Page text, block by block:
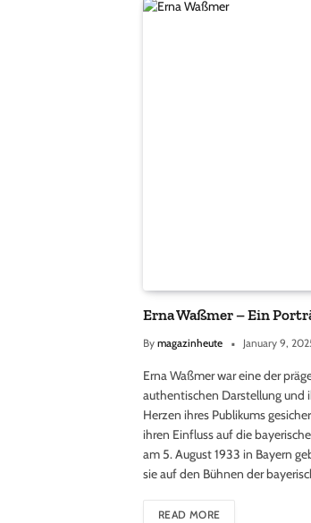
Erna Waßmer – Ein
By magazinheute January 9,
Erna Waßmer war eine der
authentischen Darstellung und
Herzen ihres Publikums
ihren Einfluss auf die
am 5. August 1933 in Bayern
sie auf den Bühnen der
READ MORE